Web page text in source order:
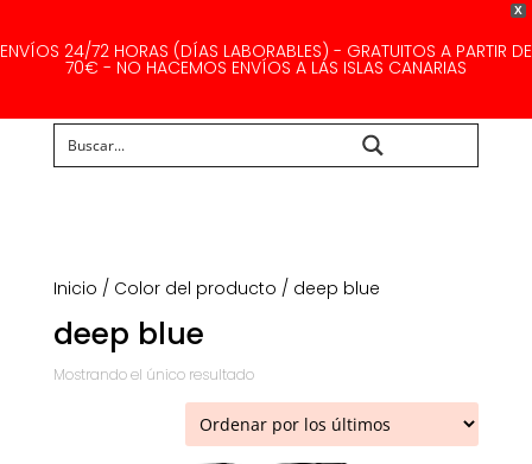
X
ENVÍOS 24/72 HORAS (DÍAS LABORABLES) - GRATUITOS A PARTIR DE
70€ - NO HACEMOS ENVÍOS A LAS ISLAS CANARIAS
Inicio / Color del producto / deep blue
deep blue
Mostrando el único resultado